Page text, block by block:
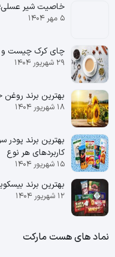
خاصیت شیر عسلی؛
۵ مهر ۱۴۰۴
چای کرک چیست و
۲۹ شهریور ۱۴۰۴
بهترین برند
۱۸ شهریور ۱۴۰۴
بهترین برند پودر
کاربردهای هر نوع
۱۵ شهریور ۱۴۰۴
بهترین برند
۱۲ شهریور ۱۴۰۴
نماد های هست مارکت